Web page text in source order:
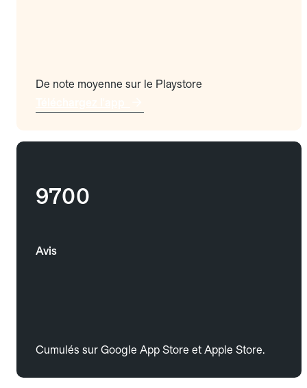
De note moyenne sur le Playstore
9700
Avis
Cumulés sur Google App Store et Apple Store.